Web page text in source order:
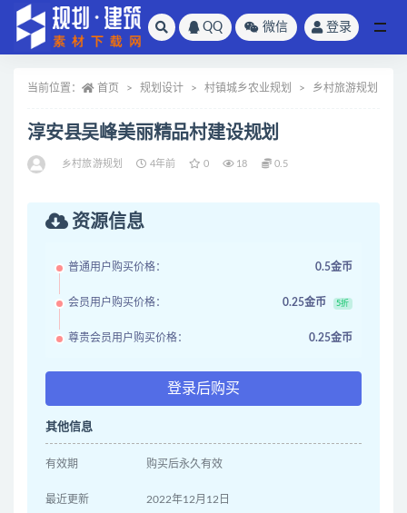
QQ 微信 登录
当前位置： 首页 规划设计 村镇城乡农业规划 乡村旅游规划
淳安县吴峰美丽精品村建设规划
乡村旅游规划 4年前 0 18 0.5
资源信息
普通用户购买价格： 0.5金币
会员用户购买价格： 0.25金币 5折
尊贵会员用户购买价格： 0.25金币
登录后购买
其他信息
有效期 购买后永久有效
最近更新 2022年12月12日
全部